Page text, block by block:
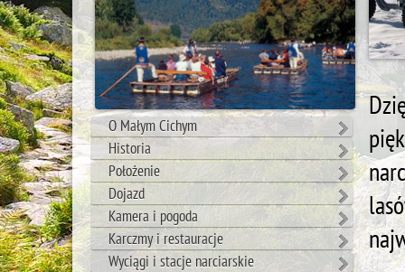
O Małym Cichym
Historia
Położenie
Dojazd
Kamera i pogoda
Karczmy i restauracje
Wyciągi i stacje narciarskie